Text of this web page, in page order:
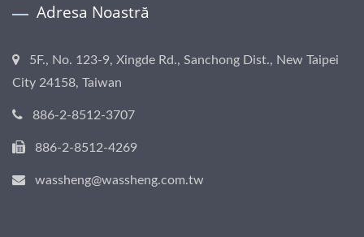
Adresa Noastră
5F., No. 123-9, Xingde Rd., Sanchong Dist., New Taipei
City 24158, Taiwan
886-2-8512-3707
886-2-8512-4269
wassheng@wassheng.com.tw